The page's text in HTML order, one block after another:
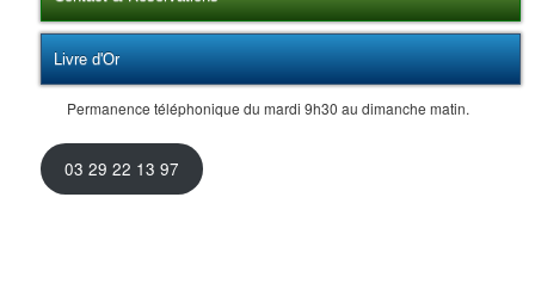
Livre d'Or
Permanence téléphonique du mardi 9h30 au dimanche matin.
03 29 22 13 97